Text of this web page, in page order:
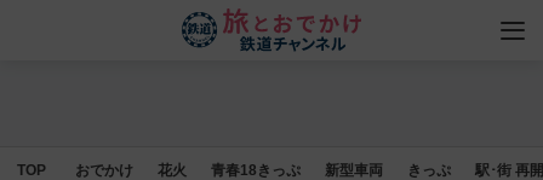
TOP おでかけ 花火 青春18きっぷ 新型車両 きっぷ 駅･街 再